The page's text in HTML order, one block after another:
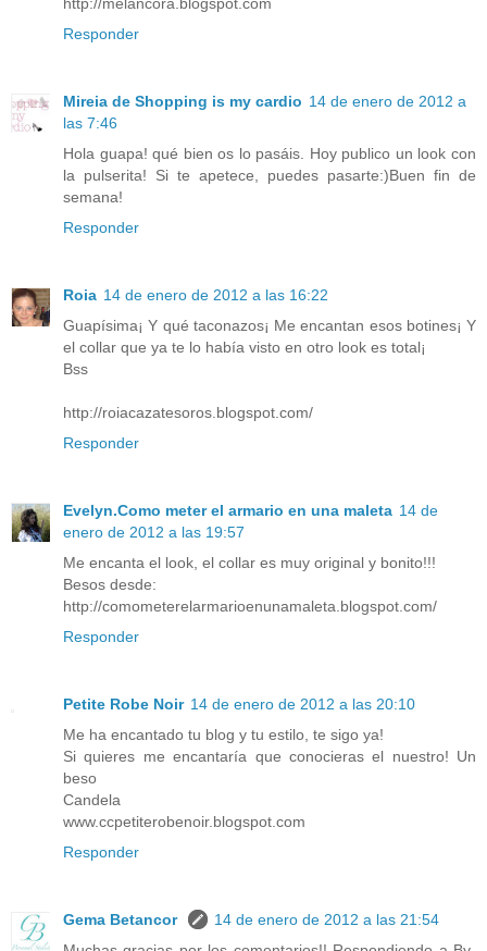
Responder
Mireia de Shopping is my cardio 14 de enero de 2012 a
las 7:46
Hola guapa! qué bien os lo pasáis. Hoy publico un look con
la pulserita! Si te apetece, puedes pasarte:)Buen fin de
semana!
Responder
Roia 14 de enero de 2012 a las 16:22
Guapísima¡ Y qué taconazos¡ Me encantan esos botines¡ Y
el collar que ya te lo había visto en otro look es total¡
Bss
http://roiacazatesoros.blogspot.com/
Responder
Evelyn.Como meter el armario en una maleta 14 de
enero de 2012 a las 19:57
Me encanta el look, el collar es muy original y bonito!!!
Besos desde:
http://comometerelarmarioenunamaleta.blogspot.com/
Responder
Petite Robe Noir 14 de enero de 2012 a las 20:10
Me ha encantado tu blog y tu estilo, te sigo ya!
Si quieres me encantaría que conocieras el nuestro! Un
beso
Candela
www.ccpetiterobenoir.blogspot.com
Responder
Gema Betancor
14 de enero de 2012 a las 21:54